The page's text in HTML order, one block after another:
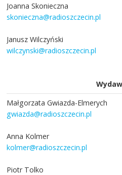
Joanna Skonieczna
skonieczna@radioszczecin.pl
Janusz Wilczyński
wilczynski@radioszczecin.pl
Małgorzata Gwiazda-Elmerych
gwiazda@radioszczecin.pl
Anna Kolmer
kolmer@radioszczecin.pl
Piotr Tolko